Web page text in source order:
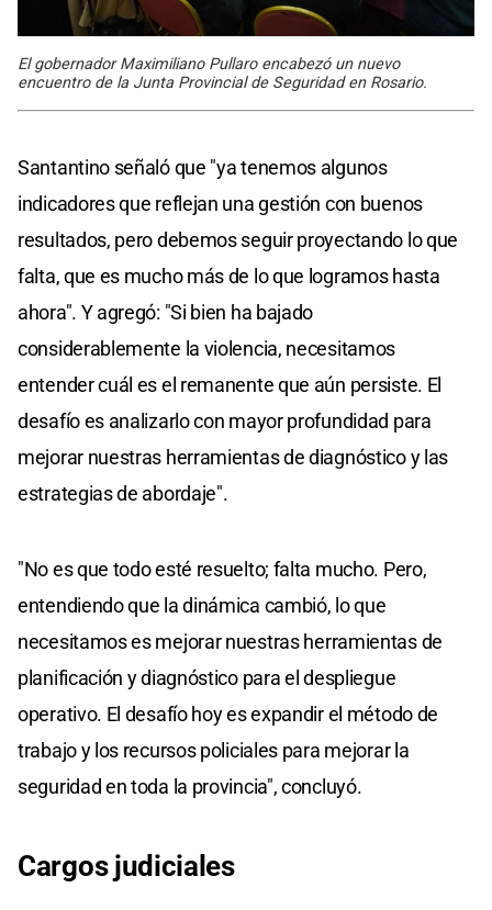
El gobernador Maximiliano Pullaro encabezó un nuevo
encuentro de la Junta Provincial de Seguridad en Rosario.
Santantino señaló que "ya tenemos algunos
indicadores que reflejan una gestión con buenos
resultados, pero debemos seguir proyectando lo que
falta, que es mucho más de lo que logramos hasta
ahora". Y agregó: "Si bien ha bajado
considerablemente la violencia, necesitamos
entender cuál es el remanente que aún persiste. El
desafío es analizarlo con mayor profundidad para
mejorar nuestras herramientas de diagnóstico y las
estrategias de abordaje".
"No es que todo esté resuelto; falta mucho. Pero,
entendiendo que la dinámica cambió, lo que
necesitamos es mejorar nuestras herramientas de
planificación y diagnóstico para el despliegue
operativo. El desafío hoy es expandir el método de
trabajo y los recursos policiales para mejorar la
seguridad en toda la provincia", concluyó.
Cargos judiciales